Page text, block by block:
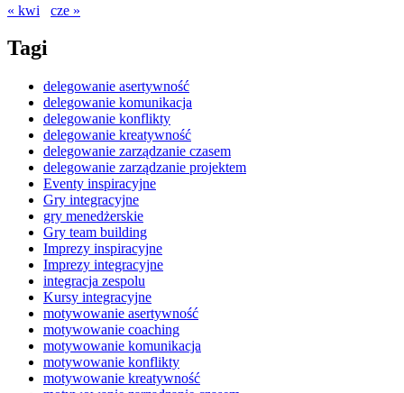
« kwi
cze »
Tagi
delegowanie asertywność
delegowanie komunikacja
delegowanie konflikty
delegowanie kreatywność
delegowanie zarządzanie czasem
delegowanie zarządzanie projektem
Eventy inspiracyjne
Gry integracyjne
gry menedżerskie
Gry team building
Imprezy inspiracyjne
Imprezy integracyjne
integracja zespolu
Kursy integracyjne
motywowanie asertywność
motywowanie coaching
motywowanie komunikacja
motywowanie konflikty
motywowanie kreatywność